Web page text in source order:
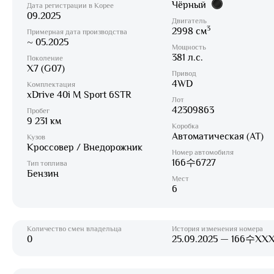
Дата регистрации в Корее
09.2025
Примерная дата производства
~ 05.2025
Поколение
X7 (G07)
Комплектация
xDrive 40i M Sport 6STR
Пробег
9 231 км
Кузов
Кроссовер / Внедорожник
Тип топлива
Бензин
Чёрный
Двигатель
2998 см3
Мощность
381 л.с.
Привод
4WD
Лот
42309863
Коробка
Автоматическая (AT)
Номер автомобиля
166수6727
Мест
6
Количество смен владельца
0
История изменения номера
25.09.2025 — 166수